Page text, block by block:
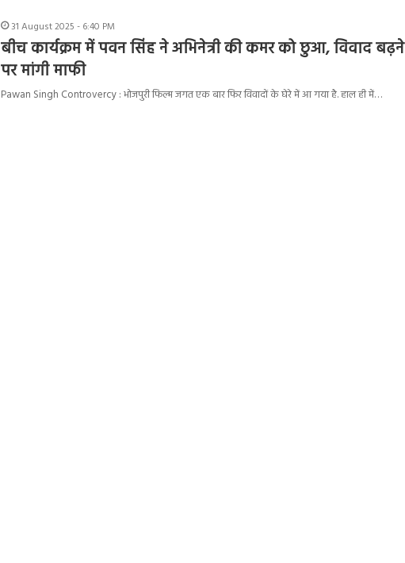
31 August 2025 - 6:40 PM
बीच कार्यक्रम में पवन सिंह ने अभिनेत्री की कमर को छुआ, विवाद बढ़ने
पर मांगी माफी
Pawan Singh Controvercy : भोजपुरी फिल्म जगत एक बार फिर विवादों के घेरे में आ गया है. हाल ही में…